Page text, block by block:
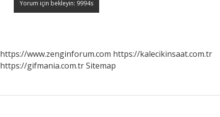
https://www.zenginforum.com https://kalecikinsaat.com.tr
https://gifmania.com.trSitemap